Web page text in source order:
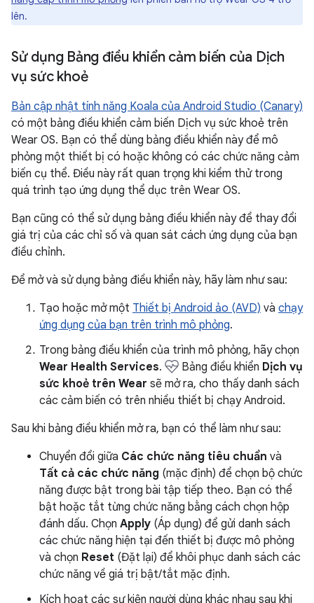
lên.
Sử dụng Bảng điều khiển cảm biến của Dịch
vụ sức khoẻ
Bản cập nhật tính năng Koala của Android Studio (Canary)
có một bảng điều khiển cảm biến Dịch vụ sức khoẻ trên
Wear OS. Bạn có thể dùng bảng điều khiển này để mô
phỏng một thiết bị có hoặc không có các chức năng cảm
biến cụ thể. Điều này rất quan trọng khi kiểm thử trong
quá trình tạo ứng dụng thể dục trên Wear OS.
Bạn cũng có thể sử dụng bảng điều khiển này để thay đổi
giá trị của các chỉ số và quan sát cách ứng dụng của bạn
điều chỉnh.
Để mở và sử dụng bảng điều khiển này, hãy làm như sau:
Tạo hoặc mở một Thiết bị Android ảo (AVD) và chạy
ứng dụng của bạn trên trình mô phỏng.
Trong bảng điều khiển của trình mô phỏng, hãy chọn
Wear Health Services. Bảng điều khiển Dịch vụ
sức khoẻ trên Wear sẽ mở ra, cho thấy danh sách
các cảm biến có trên nhiều thiết bị chạy Android.
Sau khi bảng điều khiển mở ra, bạn có thể làm như sau:
Chuyển đổi giữa Các chức năng tiêu chuẩn và
Tất cả các chức năng (mặc định) để chọn bộ chức
năng được bật trong bài tập tiếp theo. Bạn có thể
bật hoặc tắt từng chức năng bằng cách chọn hộp
đánh dấu. Chọn Apply (Áp dụng) để gửi danh sách
các chức năng hiện tại đến thiết bị được mô phỏng
và chọn Reset (Đặt lại) để khôi phục danh sách các
chức năng về giá trị bật/tắt mặc định.
Kích hoạt các sự kiện người dùng khác nhau sau khi